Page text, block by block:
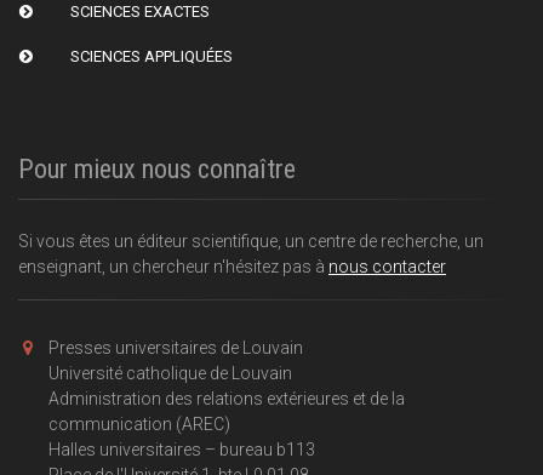
SCIENCES EXACTES
SCIENCES APPLIQUÉES
Pour mieux nous connaître
Si vous êtes un éditeur scientifique, un centre de recherche, un
enseignant, un chercheur n'hésitez pas à nous contacter
Presses universitaires de Louvain
Université catholique de Louvain
Administration des relations extérieures et de la
communication (AREC)
Halles universitaires – bureau b113